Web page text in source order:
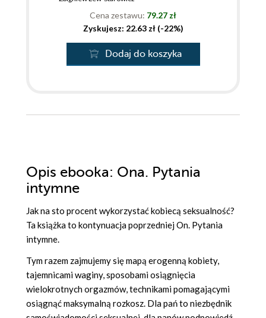
Cena zestawu: 79.27 zł
Zyskujesz: 22.63 zł (-22%)
Dodaj do koszyka
Opis ebooka: Ona. Pytania
intymne
Jak na sto procent wykorzystać kobiecą seksualność?
Ta książka to kontynuacja poprzedniej On. Pytania
intymne.
Tym razem zajmujemy się mapą erogenną kobiety,
tajemnicami waginy, sposobami osiągnięcia
wielokrotnych orgazmów, technikami pomagającymi
osiągnąć maksymalną rozkosz. Dla pań to niezbędnik